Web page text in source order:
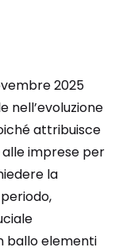
2025
nell’evoluzione
attribuisce
imprese per
la
ballo elementi